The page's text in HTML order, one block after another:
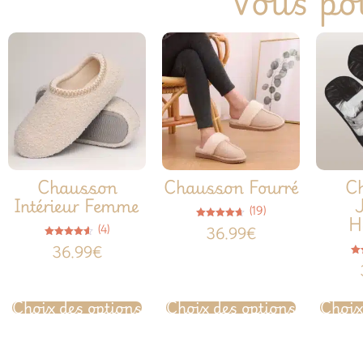
Chausson
Intérieur Femme
4.50
sur 5
(4)
36.99€
Choix des options
Chausson Fourré
4.63
sur 5
(19)
36.99€
Choix des options